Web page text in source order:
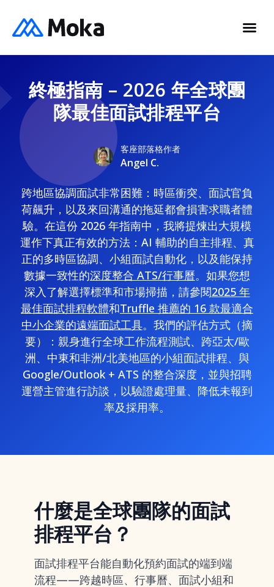
終極指南 – 2026 年全球團
隊最佳面試排程平台
客座部落格作者
Angel C.
跨地區協調面試非常困難：時區衝突、面試官負
荷飆升，以及來回溝通的拖延都會損害求職者體
驗。在這份 2026 年指南中，我將提煉出大規模
運作下真正有效的方法：AI 輔助的自主排程、真
正的多時區協調、小組面試自動化，以及能保持
數據一致性的深度整合 ATS/行事曆。如果您想
深入了解選擇標準和市場掃描，請參閱2025 年
最佳面試排程軟體和Truffle 推薦的 16 款最適合
中小企業的遠端面試工具。我們的評估方式（摘
要）：親身進行全球工作流程測試、跨亞太/歐
洲、中東和非洲/北美地區的小組面試排程、與
Google/Outlook + ATS 的整合深度，並與招聘
運營主管進行訪談，以驗證處理量、降低未報到
率及採用率。
什麼是全球團隊的面試
排程平台？
面試排程平台能自動化預約面試的端到端
流程——跨越時區、行事曆、面試小組和